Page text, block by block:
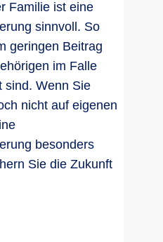
Familie ist eine
sinnvoll. So
geringen Beitrag
im Falle
sind. Wenn Sie
nicht auf eigenen
besonders
Sie die Zukunft